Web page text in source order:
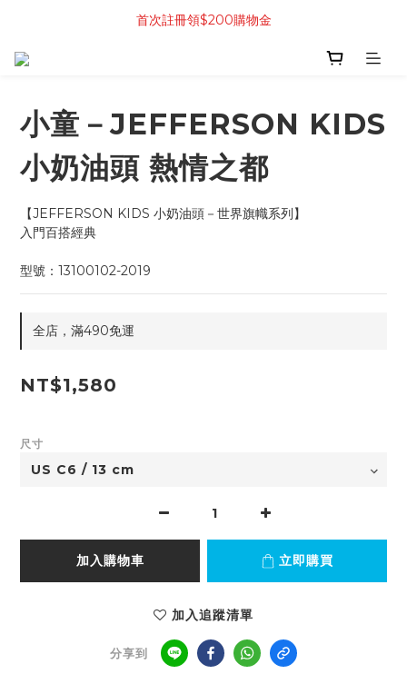
首次註冊領$200購物金
小童－JEFFERSON KIDS
小奶油頭 熱情之都
【JEFFERSON KIDS 小奶油頭－世界旗幟系列】
入門百搭經典
型號：13100102-2019
全店，滿490免運
NT$1,580
尺寸
加入購物車 立即購買
加入追蹤清單
分享到